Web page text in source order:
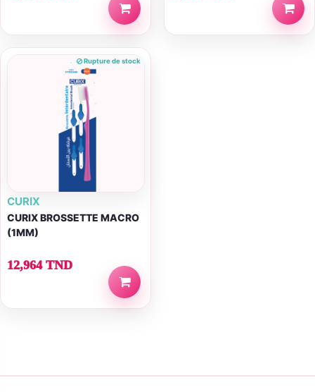
Rupture de stock
CURIX
CURIX BROSSETTE MACRO
(1MM)
12,964 TND